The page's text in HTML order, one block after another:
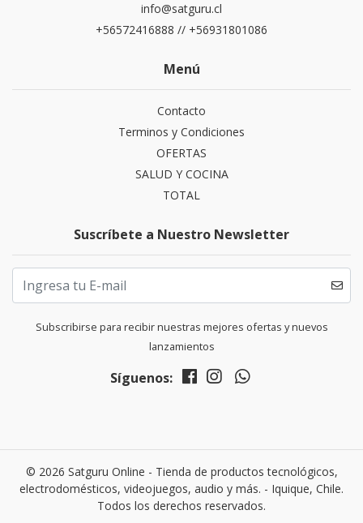
info@satguru.cl
+56572416888 // +56931801086
Menú
Contacto
Terminos y Condiciones
OFERTAS
SALUD Y COCINA
TOTAL
Suscríbete a Nuestro Newsletter
Subscribirse para recibir nuestras mejores ofertas y nuevos
lanzamientos
Síguenos:
© 2026 Satguru Online - Tienda de productos tecnológicos,
electrodomésticos, videojuegos, audio y más. - Iquique, Chile.
Todos los derechos reservados.